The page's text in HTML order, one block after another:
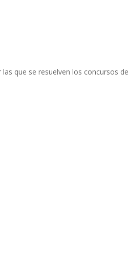
que se resuelven los concursos